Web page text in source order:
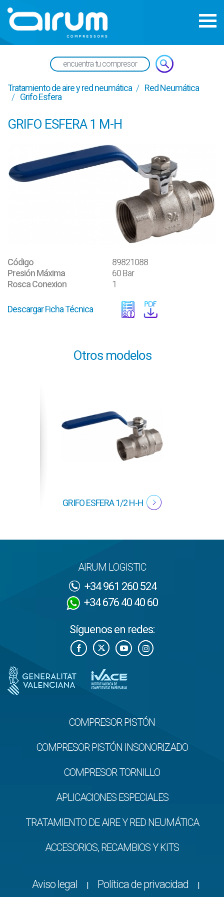
Tratamiento de aire y red neumática
Red Neumática
Grifo Esfera
GRIFO ESFERA 1 M-H
Código
89821088
Presión Máxima
60 Bar
Rosca Conexion
1
Descargar Ficha Técnica
Otros modelos
GRIFO ESFERA 1/2 H-H
AIRUM LOGISTIC
+34 961 260 524
+34 676 40 40 60
Síguenos en redes:
COMPRESOR PISTÓN
COMPRESOR PISTÓN INSONORIZADO
COMPRESOR TORNILLO
APLICACIONES ESPECIALES
TRATAMIENTO DE AIRE Y RED NEUMÁTICA
ACCESORIOS, RECAMBIOS Y KITS
Aviso legal | Política de privacidad |